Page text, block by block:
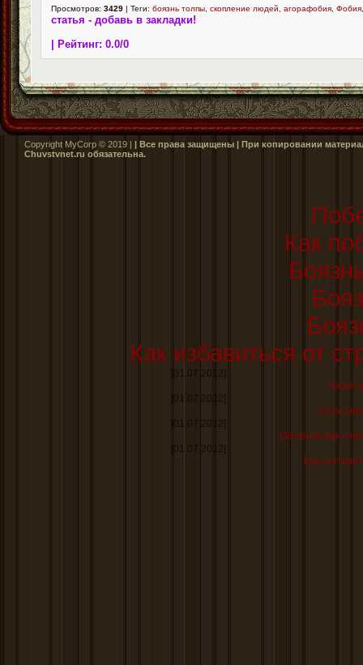
Просмотров: 3429 | Теги: боязнь толпы скопление людей агорафобия Фобия
статья - добавь в закладки!
| Рейтинг: 0.0/0
Copyright MyCorp © 2019 | | Все права защищены | При копировании
Сhuvstvnet.ru обязательна.
Как
Как избавиться от
[01.07.2012]
Когда
[01.07.2012]
Если
[01.07.2012]
Общение как
[01.07.2012]
Как